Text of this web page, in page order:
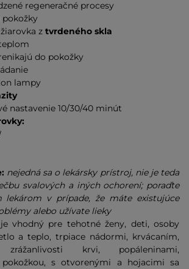
regeneračné procesy
pokožky
z tvrdeného skla
do pokožky
lampy
nastavenie 10/30/40 minút
nejedná sa o lekársky prístroj, nie je teda
svalových a iných ochorení; poraďte
lekárom v prípade, že máte existujúce
alebo užívate lieky
vhodný pre tehotné ženy, deti, osoby
a teplo, trpiace nádormi, krvácaním,
zrážanlivosti krvi, popáleninami,
pokožkou, s otvorenými a hojacimi sa